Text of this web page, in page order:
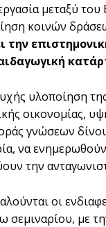
μεταξύ
κοινών
την
υλοποίηση
οικονομίας,
γνώσεων
να
την
οι
σεμιναρίου, με